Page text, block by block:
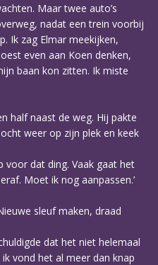
Maar twee auto’s
nadat een trein voorbij
Ik zag Elmar meekijken,
even aan Koen denken,
baan kon zitten. Ik miste
half naast de weg. Hij pakte
weer op zijn plek en keek
voor dat ding. Vaak gaat het
Moet ik nog aanpassen.’
sleuf maken, draad
dat het niet helemaal
vond het al meer dan knap